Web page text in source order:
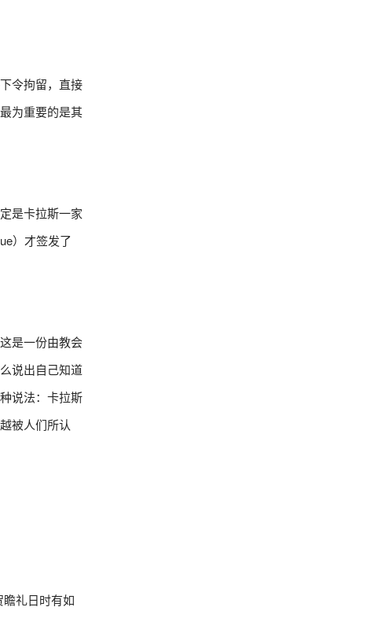
令拘留，直接
为重要的是其
是卡拉斯一家
）才签发了
是一份由教会
说出自己知道
说法：卡拉斯
被人们所认
礼日时有如